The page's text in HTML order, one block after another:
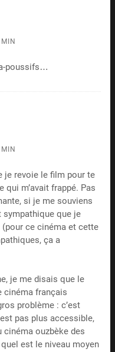
poussifs…
je revoie le film pour te
qui m’avait frappé. Pas
si je me souviens
sympathique que je
ce cinéma et cette
ça a
je me disais que le
cinéma français
problème : c’est
pas plus accessible,
ouzbèke des
est le niveau moyen